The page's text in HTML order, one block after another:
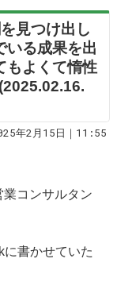
見つけ出し
いる成果を出
もよくて惰性
年2月15日｜11:55
コンサルタン
書かせていた